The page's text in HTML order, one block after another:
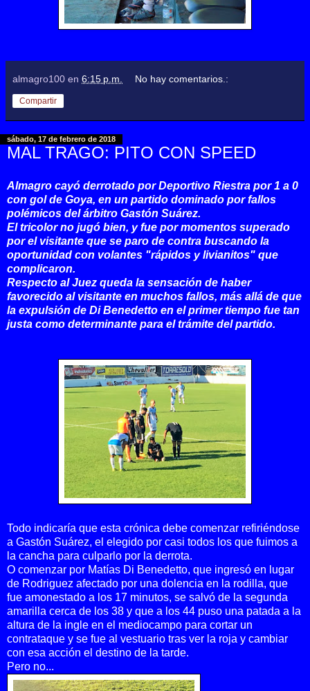
almagro100 en 6:15 p.m. No hay comentarios.:
Compartir
sábado, 17 de febrero de 2018
MAL TRAGO: PITO CON SPEED
Almagro cayó derrotado por Deportivo Riestra por 1 a 0
con gol de Goya, en un partido dominado por fallos
polémicos del árbitro Gastón Suárez.
El tricolor no jugó bien, y fue por momentos superado
por el visitante que se paro de contra buscando la
oportunidad con volantes "rápidos y livianitos" que
complicaron.
Respecto al Juez queda la sensación de haber
favorecido al visitante en muchos fallos, más allá de que
la expulsión de Di Benedetto en el primer tiempo fue tan
justa como determinante para el trámite del partido.
Todo indicaría que esta crónica debe comenzar refiriéndose
a Gastón Suárez, el elegido por casi todos los que fuimos a
la cancha para culparlo por la derrota.
O comenzar por Matías Di Benedetto, que ingresó en lugar
de Rodriguez afectado por una dolencia en la rodilla, que
fue amonestado a los 17 minutos, se salvó de la segunda
amarilla cerca de los 38 y que a los 44 puso una patada a la
altura de la ingle en el mediocampo para cortar un
contrataque y se fue al vestuario tras ver la roja y cambiar
con esa acción el destino de la tarde.
Pero no...